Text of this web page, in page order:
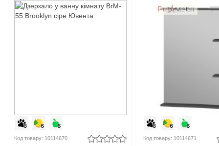
Код товару: 10114670 Код товару: 10114671